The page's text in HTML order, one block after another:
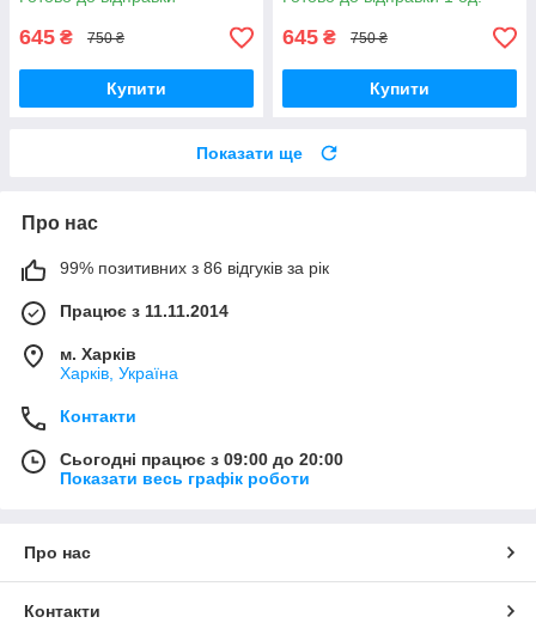
645 ₴ 750 ₴
Купити
Автокалібрування, з
підсвіткою
645 ₴ 750 ₴
Купити
Показати ще
Про нас
99% позитивних з 86 відгуків за рік
Працює з 11.11.2014
м. Харків
Харків, Україна
Контакти
Сьогодні працює з 09:00 до 20:00
Показати весь графік роботи
Про нас
Контакти